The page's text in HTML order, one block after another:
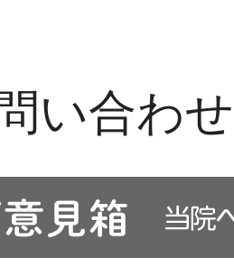
い合わせ